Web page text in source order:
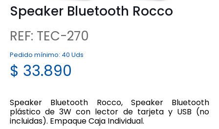
Speaker Bluetooth Rocco
REF: TEC-270
Pedido mínimo: 40 Uds
$ 33.890
Speaker Bluetooth Rocco, Speaker Bluetooth
plástico de 3W con lector de tarjeta y USB (no
incluidas). Empaque Caja Individual.